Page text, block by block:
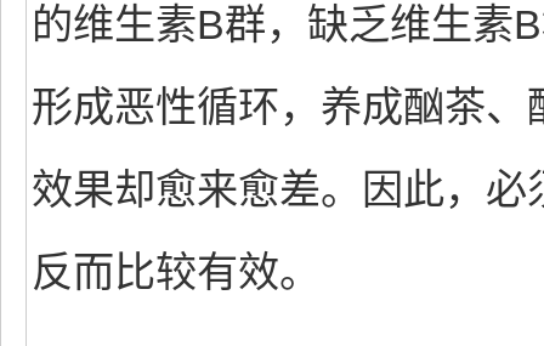
的维生素B群，缺乏维生素
形成恶性循环，养成酗茶
效果却愈来愈差。因此，
反而比较有效。